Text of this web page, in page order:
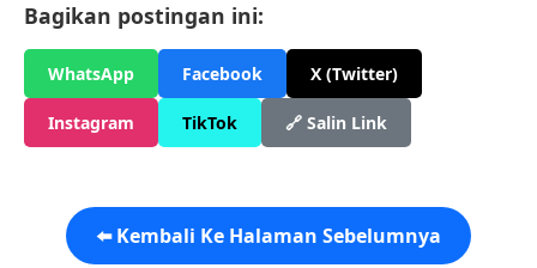
Bagikan postingan ini:
WhatsApp Facebook X (Twitter)
Instagram TikTok 🔗 Salin Link
⬅️ Kembali Ke Halaman Sebelumnya